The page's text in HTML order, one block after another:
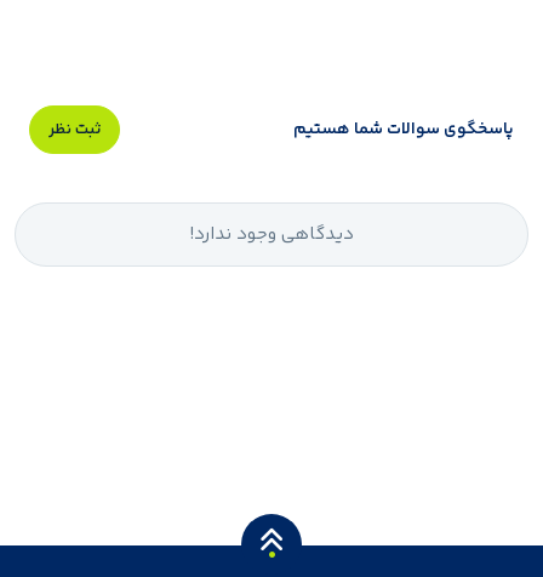
پاسخگوی سوالات شما هستیم ثبت نظر
دیدگاهی وجود ندارد!